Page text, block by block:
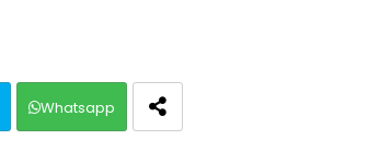
Whatsapp